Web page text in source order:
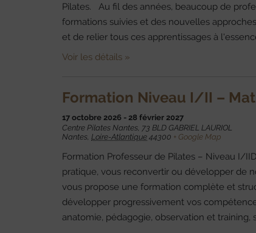
Pilates. Au fil des années, beaucoup de
formations suivies et des nouvelles
et de relier tous ces apprentissages à
Voir les détails »
Formation Niveau I/II –
17 octobre 2026 - 28 février 2027
Centre Pilates Nantes, 73 BLD GABRIEL LAURIOL
Nantes Loire-Atlantique 44300 + Google Map
Formation Professeur de Pilates – Niveau I/
pratique, vous reconvertir ou développer de
vous propose une formation complète et
développer progressivement vos
anatomie, pédagogie, observation et training,